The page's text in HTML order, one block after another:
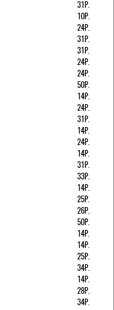
31Р.
10Р.
24Р.
31Р.
31Р.
24Р.
24Р.
50Р.
14Р.
24Р.
31Р.
14Р.
24Р.
14Р.
31Р.
33Р.
14Р.
25Р.
26Р.
50Р.
14Р.
14Р.
25Р.
34Р.
14Р.
28Р.
34Р.